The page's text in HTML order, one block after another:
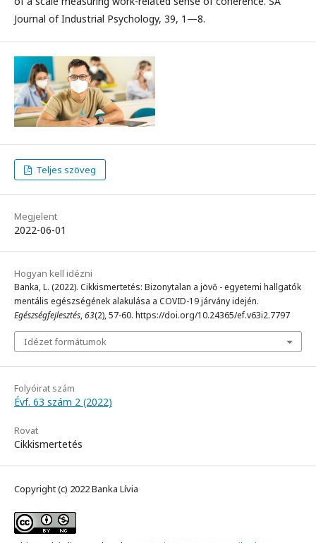
Journal of Industrial Psychology, 39, 1—8.
Teljes szöveg
Megjelent
2022-06-01
Hogyan kell idézni
Banka, L. (2022). Cikkismertetés: Bizonytalan a jövő - egyetemi hallgatók
mentális egészségének alakulása a COVID-19 járvány idején.
Egészségfejlesztés,63(2), 57-60. https://doi.org/10.24365/ef.v63i2.7797
Idézet formátumok
Folyóirat szám
Évf. 63 szám 2 (2022)
Rovat
Cikkismertetés
Copyright (c) 2022 Banka Lívia